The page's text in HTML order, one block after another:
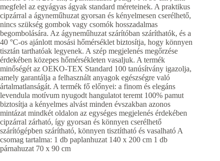
megfelel az egyágyas ágyak standard méreteinek. A praktikus
cipzárral a ágyneműhuzat gyorsan és kényelmesen cserélhető,
nincs szükség gombok vagy csomók hosszadalmas
begombolására. Az ágyneműhuzat szárítóban száríthatók, és a
40 °C-os ajánlott mosási hőmérséklet biztosítja, hogy könnyen
tisztán tarthatóak legyenek. A szép megjelenés megőrzése
érdekében közepes hőmérsékleten vasaljuk. A termék
minőségét az OEKO-TEX Standard 100 tanúsítvány igazolja,
amely garantálja a felhasznált anyagok egészségre való
ártalmatlanságát. A termék fő előnyei: a finom és elegáns
levendula motívum nyugodt hangulatot teremt 100% pamut
biztosítja a kényelmes alvást minden évszakban azonos
mintázat mindkét oldalon az egységes megjelenés érdekében
cipzárral zárható, így gyorsan és könnyen cserélhető
szárítógépben szárítható, könnyen tisztítható és vasalható A
csomag tartalma: 1 db paplanhuzat 140 x 200 cm 1 db
párnahuzat 70 x 90 cm